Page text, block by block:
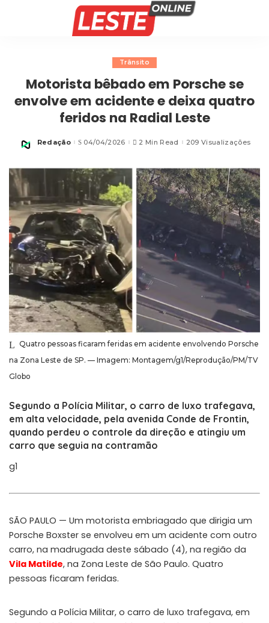
Trânsito
Motorista bêbado em Porsche se
envolve em acidente e deixa quatro
feridos na Radial Leste
Posted
Redação 04/04/2026 2 Min Read 209 Visualizações
Quatro pessoas ficaram feridas em acidente envolvendo Porsche
na Zona Leste de SP. — Imagem: Montagem/g1/Reprodução/PM/TV
Globo
Segundo a Polícia Militar, o carro de luxo trafegava,
em alta velocidade, pela avenida Conde de Frontin,
quando perdeu o controle da direção e atingiu um
carro que seguia na contramão
g1
SÃO PAULO — Um motorista embriagado que dirigia um
Porsche Boxster se envolveu em um acidente com outro
carro, na madrugada deste sábado (4), na região da
Vila Matilde, na Zona Leste de São Paulo. Quatro
pessoas ficaram feridas.
Segundo a Polícia Militar, o carro de luxo trafegava, em